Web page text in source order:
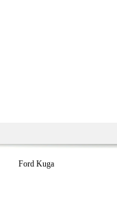
Ford Kuga